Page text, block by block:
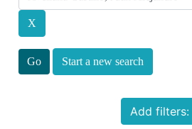
Start a new search
Add filters: